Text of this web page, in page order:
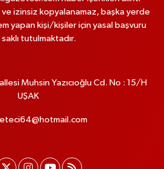
ve izinsiz kopyalanamaz, başka yerde
yapan kişi/kişiler için yasal başvuru
saklı tutulmaktadır.
Muhsin Yazıcıoğlu Cd. No : 15/H
UŞAK